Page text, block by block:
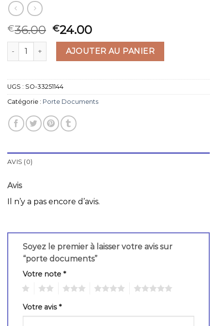
€36.00 €24.00
quantité de porte documents
AJOUTER AU PANIER
UGS : SO-33251144
Catégorie : Porte Documents
AVIS (0)
Avis
Il n’y a pas encore d’avis.
Soyez le premier à laisser votre avis sur
“porte documents”
Votre note *
Votre avis*